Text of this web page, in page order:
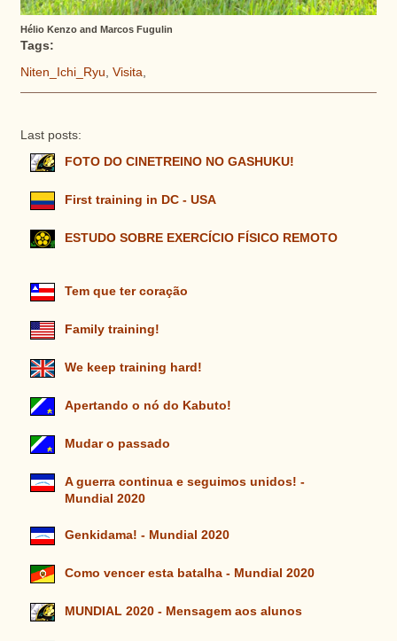
Hélio Kenzo and Marcos Fugulin
Tags:
Niten_Ichi_Ryu Visita
Last posts:
FOTO DO CINETREINO NO GASHUKU!
First training in DC - USA
ESTUDO SOBRE EXERCÍCIO FÍSICO REMOTO
Tem que ter coração
Family training!
We keep training hard!
Apertando o nó do Kabuto!
Mudar o passado
A guerra continua e seguimos unidos! -
Mundial 2020
Genkidama! - Mundial 2020
Como vencer esta batalha - Mundial 2020
MUNDIAL 2020 - Mensagem aos alunos